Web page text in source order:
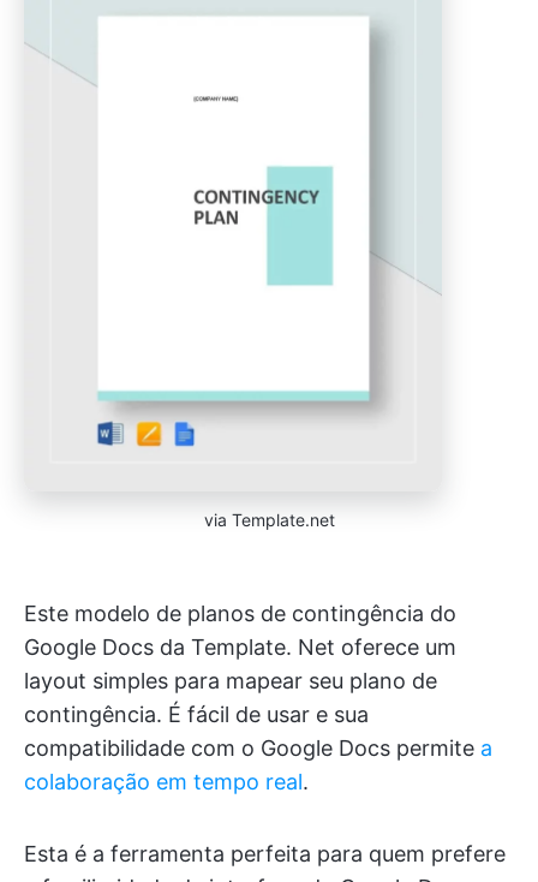
via Template.net
Este modelo de planos de contingência do
Google Docs da Template. Net oferece um
layout simples para mapear seu plano de
contingência. É fácil de usar e sua
compatibilidade com o Google Docs permite a
colaboração em tempo real.
Esta é a ferramenta perfeita para quem prefere